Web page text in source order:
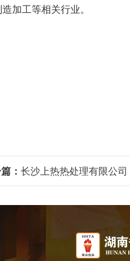
加工等相关行业。
： 长沙上热热处理有限公司